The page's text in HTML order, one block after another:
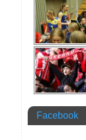
Facebook